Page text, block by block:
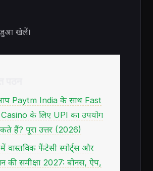
जुआ खेलें।
Paytm India के साथ Fast
के लिए UPI का उपयोग
हैं? पूरा उत्तर (2026)
वास्तविक फैंटेसी स्पोर्ट्स और
की समीक्षा 2027: बोनस, ऐप,